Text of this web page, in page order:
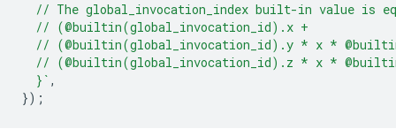
// The global_invocation_index built-in value is
  // (@builtin(global_invocation_id).x +
// (@builtin(global_invocation_id).y * x *
// (@builtin(global_invocation_id).z * x *
  }`
,
});